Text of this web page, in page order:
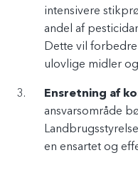
intensivere
andel af
Dette vil
ulovlige midler
Ensretning af
ansvarsområde
en ensartet og